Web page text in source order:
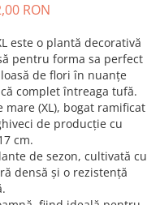
RON
este o plantă decorativă
pentru forma sa perfect
de flori în nuanțe
complet întreaga tufă.
(XL), bogat ramificat
de producție cu
cm.
de sezon, cultivată cu
densă și o rezistență